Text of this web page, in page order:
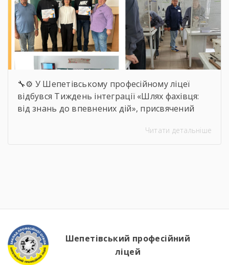
🔧⚙️ У Шепетівському професійному ліцеї
відбувся Тиждень інтеграції «Шлях фахівця:
від знань до впевнених дій», присвячений
тижня здобувачі освіти брали участь в
та вдосконалювати практичні навички, а й
Читати детальніше
Шепетівський професійний
ліцей